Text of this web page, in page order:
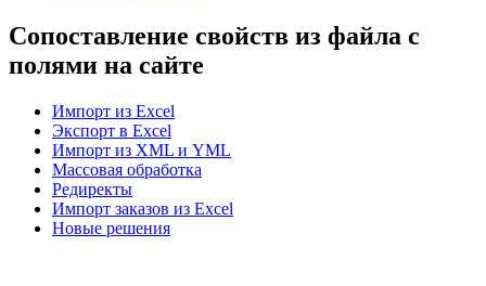
Сопоставление свойств из файла с
полями на сайте
Импорт из Excel
Экспорт в Excel
Импорт из XML и YML
Массовая обработка
Редиректы
Импорт заказов из Excel
Новые решения